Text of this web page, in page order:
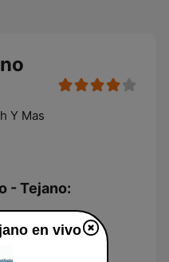
Y Mas
- Tejano:
en vivo